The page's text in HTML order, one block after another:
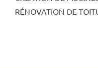
RÉNOVATION DE